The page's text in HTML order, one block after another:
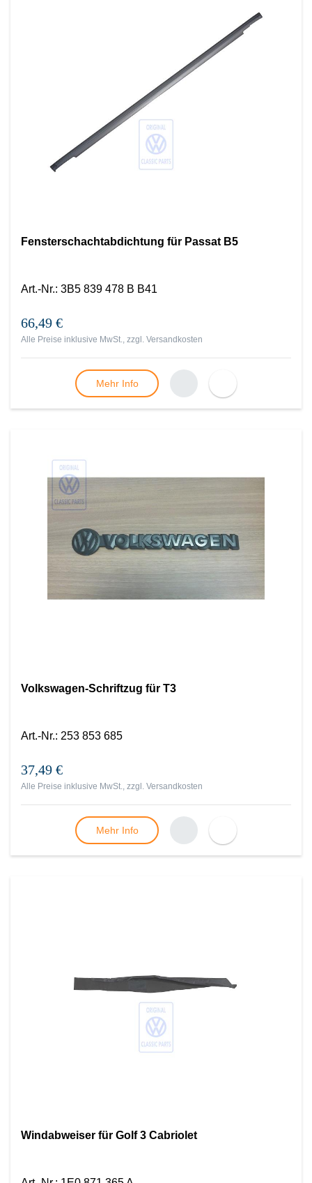
Fensterschachtabdichtung für Passat B5
Art.-Nr.: 3B5 839 478 B B41
66,49 €
Alle Preise inklusive MwSt., zzgl. Versandkosten
Mehr Info
Volkswagen-Schriftzug für T3
Art.-Nr.: 253 853 685
37,49 €
Alle Preise inklusive MwSt., zzgl. Versandkosten
Mehr Info
Windabweiser für Golf 3 Cabriolet